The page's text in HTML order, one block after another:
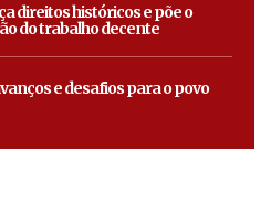
direitos históricos e põe o
do trabalho decente
e desafios para o povo